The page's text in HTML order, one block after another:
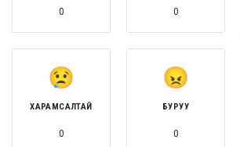
0 0
ХАРАМСАЛТАЙ
0
БУРУУ
0